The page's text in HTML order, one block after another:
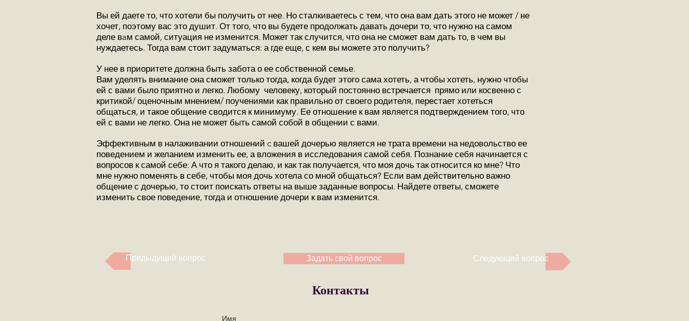
Вы ей даете то, что хотели бы получить от нее. Но сталкиваетесь с тем, что она вам дать этого не может / не
хочет, поэтому вас это душит. От того, что вы будете продолжать давать дочери то, что нужно на самом
деле вaм самой, ситуация не изменится. Может так случится, что она не сможет вам дать то, в чем вы
нуждаетесь. Тогда вам стоит задуматься: а где еще, с кем вы можете это получить?
У нее в приоритете должна быть забота о ее собственной семье.
Вам уделять внимание она сможет только тогда, когда будет этого сама хотеть, а чтобы хотеть, нужно чтобы
ей с вами было приятно и легко. Любому человеку, который постоянно встречается прямо или косвенно с
критикой/ оценочным мнением/ поучениями как правильно от своего родителя, перестает хотеться
общаться, и такое общение сводится к минимуму. Ее отношение к вам является подтверждением того, что
ей с вами не легко. Она не может быть самой собой в общении с вами.
Эффективным в налаживании отношений c вашей дочерью является не трата времени на недовольство ее
поведением и желанием изменить ее, а вложения в исследования самой себя. Познание себя начинается с
вопросов к самой себе: А что я такого делаю, и как так получается, что моя дочь так относится ко мне? Что
мне нужно поменять в себе, чтобы моя дочь хотела со мной общаться? Если вам действительно важно
общение с дочерью, то стоит поискать ответы на выше заданные вопросы. Найдете ответы, сможете
изменить свое поведение, тогда и отношение дочери к вам изменится.
Предыдущий вопрос Задать свой вопрос Следующий вопрос
Контакты
Имя